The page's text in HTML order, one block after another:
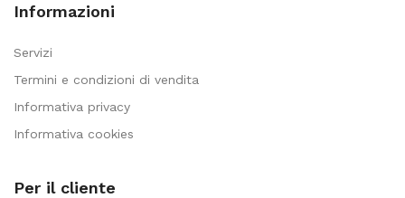
Informazioni
Servizi
Termini e condizioni di vendita
Informativa privacy
Informativa cookies
Per il cliente